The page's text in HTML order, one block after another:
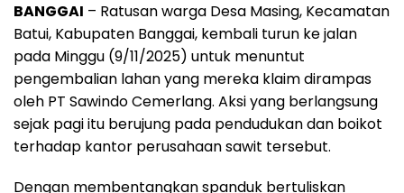
BANGGAI – Ratusan warga Desa Masing, Kecamatan
Batui, Kabupaten Banggai, kembali turun ke jalan
pada Minggu (9/11/2025) untuk menuntut
pengembalian lahan yang mereka klaim dirampas
oleh PT Sawindo Cemerlang. Aksi yang berlangsung
sejak pagi itu berujung pada pendudukan dan boikot
terhadap kantor perusahaan sawit tersebut.
Dengan membentangkan spanduk bertuliskan